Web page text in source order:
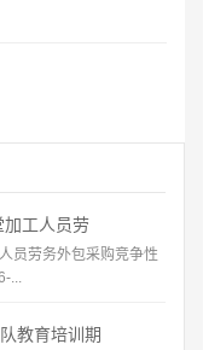
目概况
加工人员劳
员劳务外包采购竞争性
教育培训期